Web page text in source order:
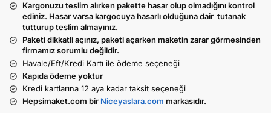
Kargonuzu teslim alırken pakette hasar olup olmadığını kontrol
ediniz. Hasar varsa kargocuya hasarlı olduğuna dair tutanak
tutturup teslim almayınız.
Paketi dikkatli açınız, paketi açarken maketin zarar görmesinden
firmamız sorumlu değildir.
Havale/Eft/Kredi Kartı ile ödeme seçeneği
Kapıda ödeme yoktur
Kredi kartlarına 12 aya kadar taksit seçeneği
Hepsimaket.com bir Niceyaslara.com markasıdır.